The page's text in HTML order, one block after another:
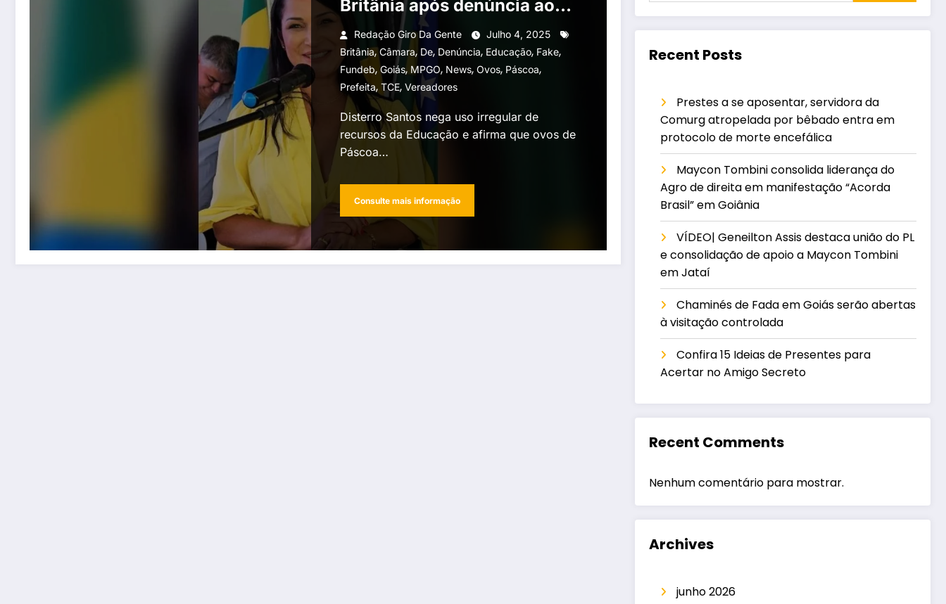
Britânia após denúncia ao
MPRedação Giro Da Gente
Julho 4, 2025
Britânia,Câmara, De, Denúncia, Educação, Fake,
Fundeb, Goiás, MPGO, News, Ovos, Páscoa,
Prefeita, TCE, Vereadores
Disterro Santos nega uso irregular de
recursos da Educação e afirma que ovos de
Páscoa…
Consulte mais informação
Recent Posts
Prestes a se aposentar, servidora da
Comurg atropelada por bêbado entra em
protocolo de morte encefálica
Maycon Tombini consolida liderança do
Agro de direita em manifestação “Acorda
Brasil” em Goiânia
VÍDEO| Geneilton Assis destaca união do PL
e consolidação de apoio a Maycon Tombini
em Jataí
Chaminés de Fada em Goiás serão abertas
à visitação controlada
Confira 15 Ideias de Presentes para
Acertar no Amigo Secreto
Recent Comments
Nenhum comentário para mostrar.
Archives
junho 2026